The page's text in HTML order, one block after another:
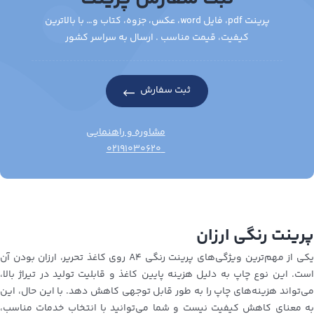
پرینت pdf، فایل word، عکس، جزوه، کتاب و… با بالاترین
کیفیت، قیمت مناسب . ارسال به سراسر کشور
ثبت سفارش
مشاوره و راهنمایی
۰۲۱۹۱۰۳۰۶۲۰
پرینت رنگی ارزان
یکی از مهم‌ترین ویژگی‌های پرینت رنگی A4 روی کاغذ تحریر، ارزان بودن آن
است. این نوع چاپ به دلیل هزینه پایین کاغذ و قابلیت تولید در تیراژ بالا،
می‌تواند هزینه‌های چاپ را به طور قابل توجهی کاهش دهد. با این حال، این
به معنای کاهش کیفیت نیست و شما می‌توانید با انتخاب خدمات مناسب،